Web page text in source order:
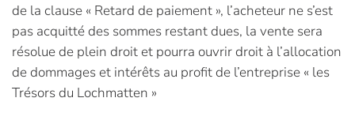
de la clause « Retard de paiement », l’acheteur ne s’est
pas acquitté des sommes restant dues, la vente sera
résolue de plein droit et pourra ouvrir droit à l’allocation
de dommages et intérêts au profit de l’entreprise « les
Trésors du Lochmatten »